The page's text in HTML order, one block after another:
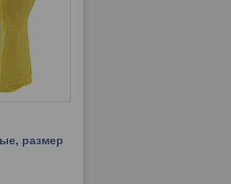
размер